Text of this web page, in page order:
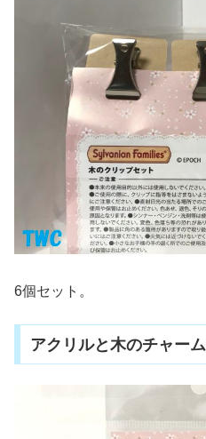
6個セット。
アクリルと木のチャーム